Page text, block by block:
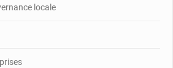
locale